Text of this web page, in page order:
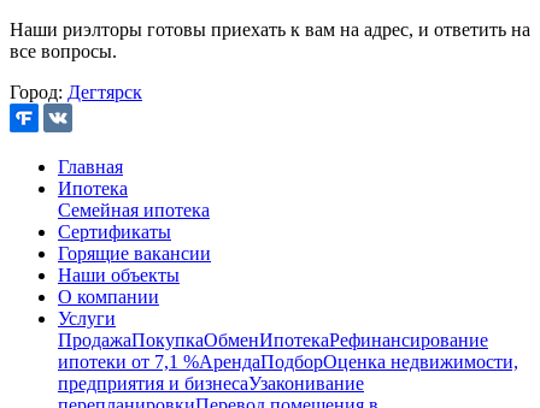
Наши риэлторы готовы приехать к вам на адрес, и ответить на
все вопросы.
Город: Дегтярск
Главная
Ипотека
Семейная ипотека
Сертификаты
Горящие вакансии
Наши объекты
О компании
Услуги
ПродажаПокупкаОбменИпотекаРефинансирование
ипотеки от 7,1 %АрендаПодборОценка недвижимости,
предприятия и бизнесаУзаконивание